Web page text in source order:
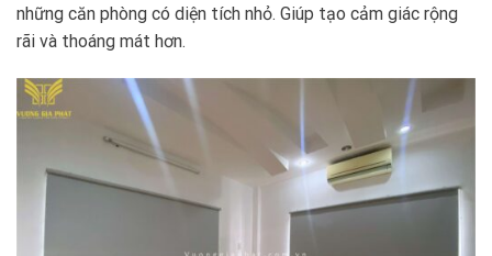
những căn phòng có diện tích nhỏ. Giúp tạo cảm giác rộng
rãi và thoáng mát hơn.